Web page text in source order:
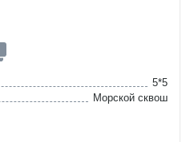
5*5
Морской сквош